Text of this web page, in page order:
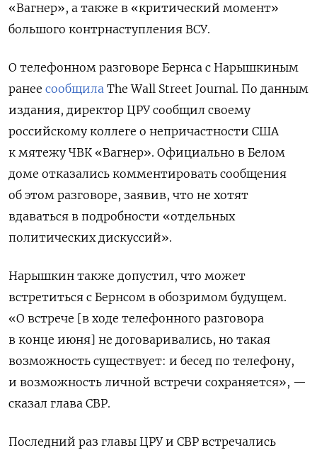
«Вагнер», а также в «критический момент»
большого контрнаступления ВСУ.
О телефонном разговоре Бернса с Нарышкиным
ранее сообщила The Wall Street Journal. По данным
издания, директор ЦРУ сообщил своему
российскому коллеге о непричастности США
к мятежу ЧВК «Вагнер». Официально в Белом
доме отказались комментировать сообщения
об этом разговоре, заявив, что не хотят
вдаваться в подробности «отдельных
политических дискуссий».
Нарышкин также допустил, что может
встретиться с Бернсом в обозримом будущем.
«О встрече [в ходе телефонного разговора
в конце июня] не договаривались, но такая
возможность существует: и бесед по телефону,
и возможность личной встречи сохраняется», —
сказал глава СВР.
Последний раз главы ЦРУ и СВР встречались